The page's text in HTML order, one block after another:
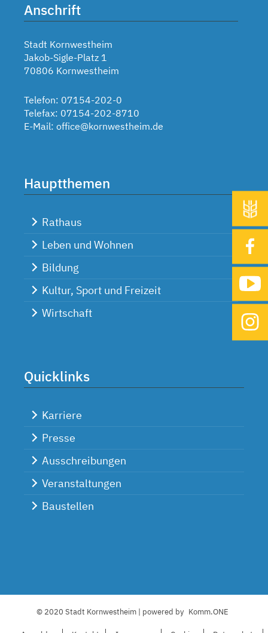
Anschrift
Stadt Kornwestheim
Jakob-Sigle-Platz 1
70806 Kornwestheim
Telefon: 07154-202-0
Telefax: 07154-202-8710
E-Mail: office@kornwestheim.de
Hauptthemen
Rathaus
Leben und Wohnen
Bildung
Kultur, Sport und Freizeit
Wirtschaft
Quicklinks
Karriere
Presse
Ausschreibungen
Veranstaltungen
Baustellen
© 2020 Stadt Kornwestheim | powered by Komm.ONE